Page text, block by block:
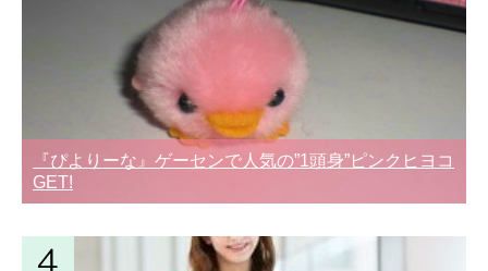
『ぴよりーな』ゲーセンで人気の”1頭身”ピンクヒヨコ
GET!